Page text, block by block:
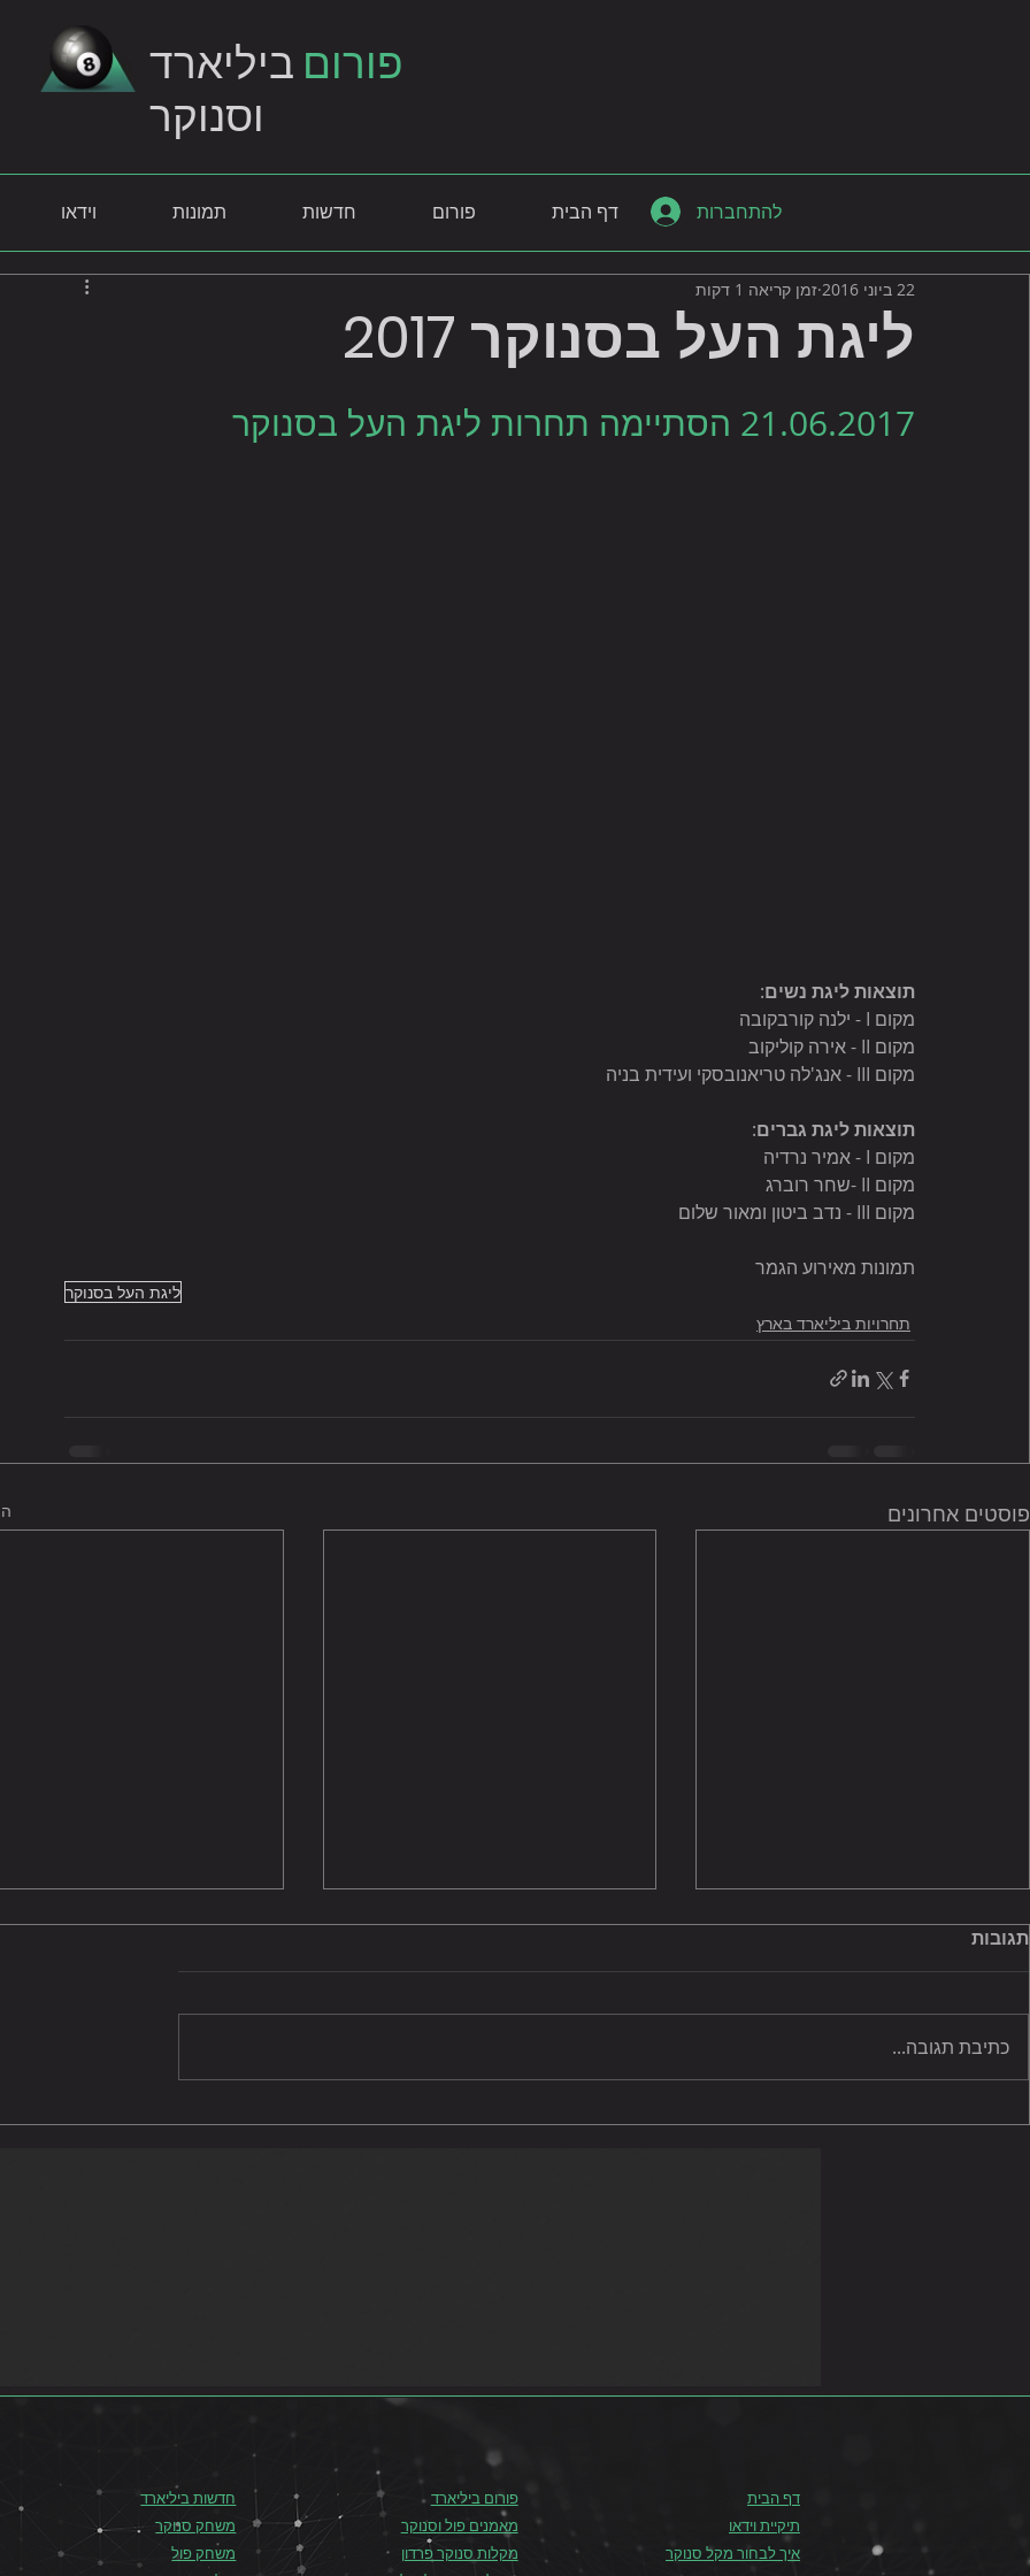
פורום ביליארד
וסנוקר
דף הבית פורום חדשות תמונות וידאו להתחברות
ליגת העל בסנוקר 2017
22 ביוני 2016 זמן קריאה 1 דקות
21.06.2017 הסתיימה תחרות ליגת העל בסנוקר
תוצאות ליגת נשים:
מקום I - ילנה קורבקובה
מקום II - אירה קוליקוב
מקום III - אנג'לה טריאנובסקי ועידית בניה
תוצאות ליגת גברים:
מקום I - אמיר נרדיה
מקום II -שחר רוברג
מקום III - נדב ביטון ומאור שלום
תמונות מאירוע הגמר
ליגת העל בסנוקר
תחרויות ביליארד בארץ
פוסטים אחרונים
גביע המדינה בסנוקר נשים
אליפות ישראל בפול 8 בול
אליפות ישראל לגברים
תגובות
כתיבת תגובה...
דף הבית
תיקיית וידאו
איך לבחור מקל סנוקר
פורום ביליארד
מאמנים פול וסנוקר
מקלות סנוקר פרדון
חדשות ביליארד
משחק סנוקר
משחק פול